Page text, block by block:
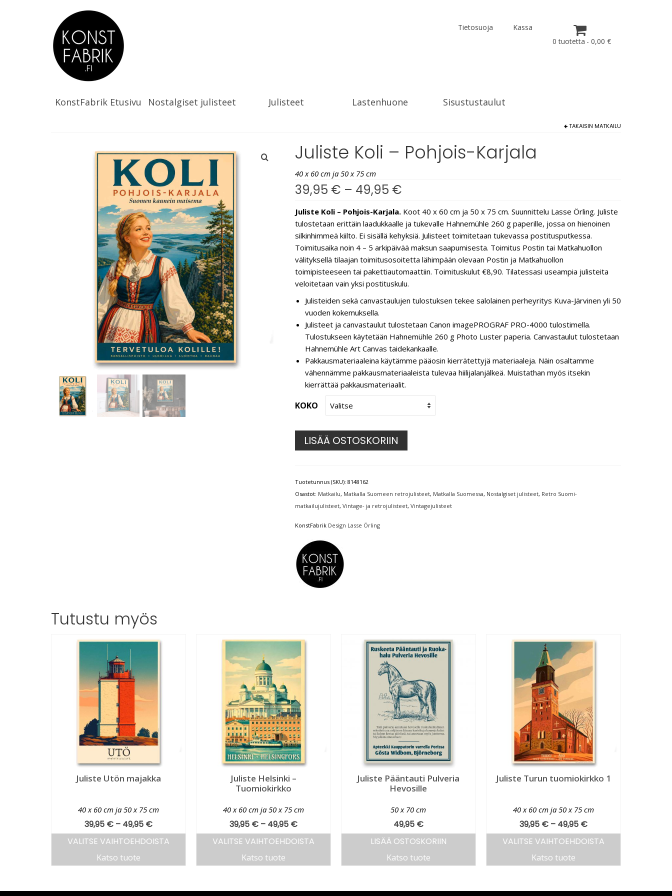
Tietosuoja
Kassa
0 tuotetta
0,00 €
KonstFabrik Etusivu Nostalgiset julisteet Julisteet Lastenhuone Sisustustaulut
TAKAISIN MATKAILU
Juliste Koli – Pohjois-Karjala
40 x 60 cm ja 50 x 75 cm
39,95 € – 49,95 €
Juliste Koli – Pohjois-Karjala.Koot 40 x 60 cm ja 50 x 75 cm. Suunnittelu Lasse Örling. Juliste
tulostetaan erittäin laadukkaalle ja tukevalle Hahnemühle 260 g paperille, jossa on hienoinen
silkinhimmeä kiilto. Ei sisällä kehyksiä. Julisteet toimitetaan tukevassa postitusputkessa.
Toimitusaika noin 4 – 5 arkipäivää maksun saapumisesta. Toimitus Postin tai Matkahuollon
välityksellä tilaajan toimitusosoitetta lähimpään olevaan Postin ja Matkahuollon
toimipisteeseen tai pakettiautomaattiin. Toimituskulut €8,90. Tilatessasi useampia julisteita
veloitetaan vain yksi postituskulu.
Julisteiden sekä canvastaulujen tulostuksen tekee salolainen perheyritys Kuva-Järvinen yli 50
vuoden kokemuksella.
Julisteet ja canvastaulut tulostetaan Canon imagePROGRAF PRO-4000 tulostimella.
Tulostukseen käytetään Hahnemühle 260 g Photo Luster paperia. Canvastaulut tulostetaan
Hahnemühle Art Canvas taidekankaalle.
Pakkausmateriaaleina käytämme pääosin kierrätettyjä materiaaleja. Näin osaltamme
vähennämme pakkausmateriaaleista tulevaa hiilijalanjälkeä. Muistathan myös itsekin
kierrättää pakkausmateriaalit.
KOKO
LISÄÄ OSTOSKORIIN
Tuotetunnus (SKU): 8148162
Osastot: Matkailu, Matkalla Suomeen retrojulisteet, Matkalla Suomessa, Nostalgiset julisteet, Retro Suomi-
matkailujulisteet, Vintage- ja retrojulisteet, Vintagejulisteet
KonstFabrik Design Lasse Örling
Tutustu myös
Juliste Utön majakka
40 x 60 cm ja 50 x 75 cm
39,95 € – 49,95 €
VALITSE VAIHTOEHDOISTA
Katso tuote
Juliste Helsinki –
Tuomiokirkko
40 x 60 cm ja 50 x 75 cm
39,95 € – 49,95 €
VALITSE VAIHTOEHDOISTA
Katso tuote
Juliste Pääntauti Pulveria
Hevosille
50 x 70 cm
49,95 €
LISÄÄ OSTOSKORIIN
Katso tuote
Juliste Turun tuomiokirkko 1
40 x 60 cm ja 50 x 75 cm
39,95 € – 49,95 €
VALITSE VAIHTOEHDOISTA
Katso tuote